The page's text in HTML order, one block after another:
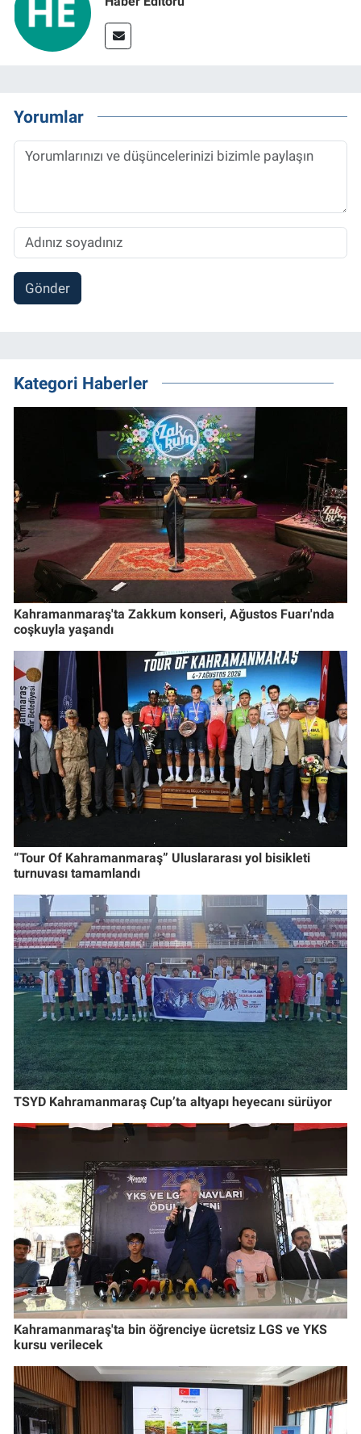
Yorumlar
Gönder
Kategori Haberler
Kahramanmaraş'ta Zakkum konseri, Ağustos Fuarı'nda
coşkuyla yaşandı
“Tour Of Kahramanmaraş” Uluslararası yol bisikleti
turnuvası tamamlandı
TSYD Kahramanmaraş Cup’ta altyapı heyecanı sürüyor
Kahramanmaraş'ta bin öğrenciye ücretsiz LGS ve YKS
kursu verilecek